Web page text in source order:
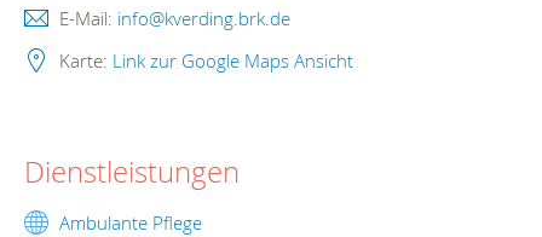
E-Mail: info@kverding.brk.de
Karte: Link zur Google Maps Ansicht
Dienstleistungen
Ambulante Pflege